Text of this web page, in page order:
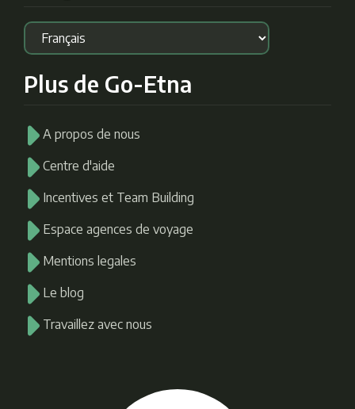
Plus de Go-Etna
A propos de nous
Centre d'aide
Incentives et Team Building
Espace agences de voyage
Mentions legales
Le blog
Travaillez avec nous